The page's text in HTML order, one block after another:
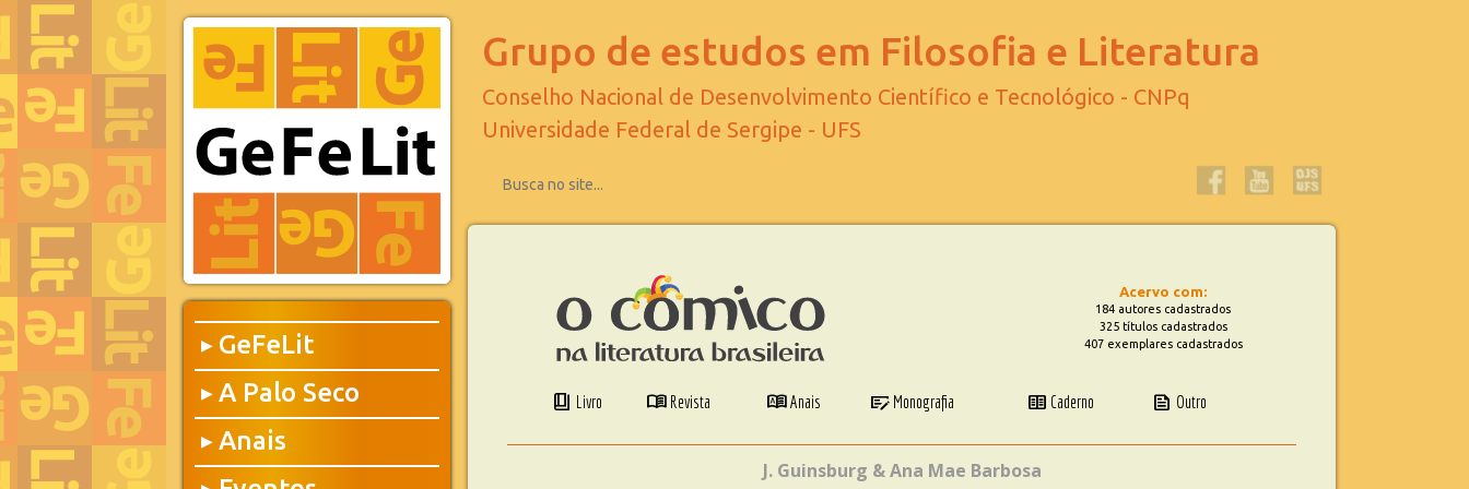
▶ GeFeLit
▶ A Palo Seco
▶ Anais
Grupo de estudos em Filosofia e Literatura
Conselho Nacional de Desenvolvimento Científico e Tecnológico - CNPq
Universidade Federal de Sergipe - UFS
Acervo com:
184 autores cadastrados
325 títulos cadastrados
407 exemplares cadastrados
book_4 Livro menu_book Revista dictionaryAnais checkbook Monografia two_pager Caderno news Outro
J. Guinsburg & Ana Mae Barbosa